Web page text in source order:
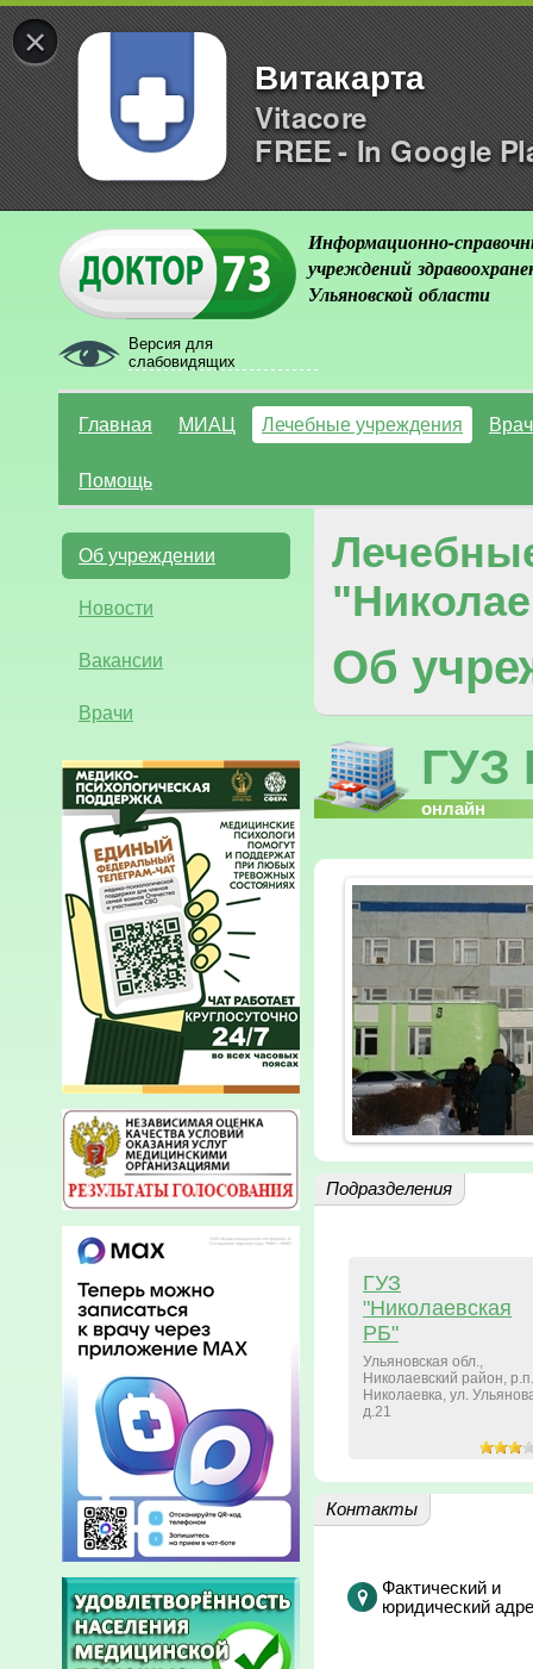
×
Витакарта
Vitacore
FREE - In Google
Версия для
слабовидящих
Информационно-
учреждений
Ульяновской области
Главная МИАЦ Лечебные учреждения
Помощь
Об учреждении
Новости
Вакансии
Врачи
Об
онлайн
Подразделения
ГУЗ
"Николаевская
РБ"
Ульяновская обл.,
Николаевский район, р.п.
Николаевка, ул.
д.21
Контакты
Фактический и
юридический